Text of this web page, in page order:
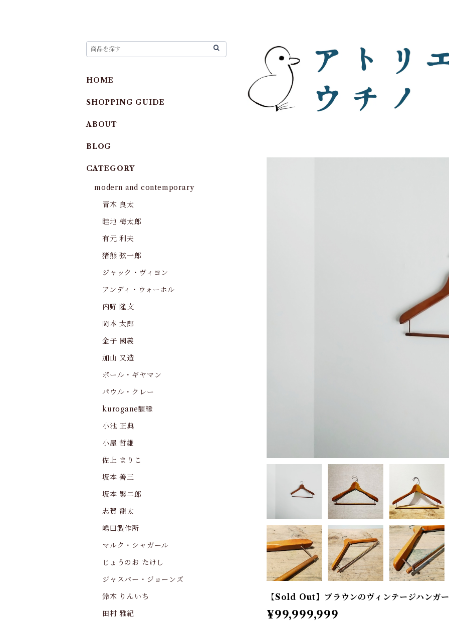
【Sold Out】ブラウンのヴィンテージハンガー
¥99,999,999
HOME
SHOPPING GUIDE
ABOUT
BLOG
CATEGORY
modern and contemporary
青木 良太
畦地 梅太郎
有元 利夫
猪熊 弦一郎
ジャック・ヴィヨン
アンディ・ウォーホル
内野 隆文
岡本 太郎
金子 國義
加山 又造
ポール・ギヤマン
パウル・クレー
kurogane額縁
小池 正典
小屋 哲雄
佐上 まりこ
坂本 善三
坂本 繁二郎
志賀 龍太
嶋田製作所
マルク・シャガール
じょうのお たけし
ジャスパー・ジョーンズ
鈴木 りんいち
田村 雅紀